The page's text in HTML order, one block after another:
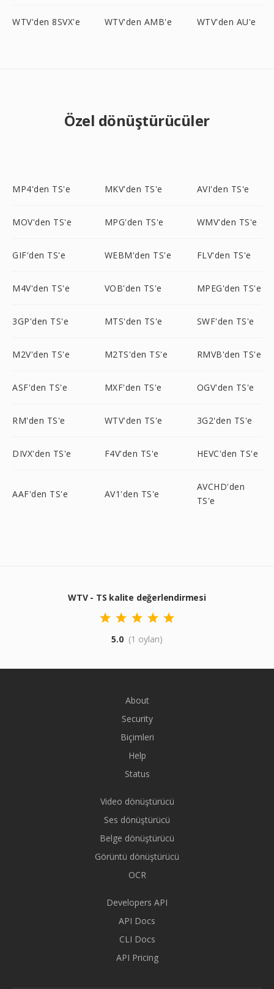
WTV'den 8SVX'e WTV'den AMB'e WTV'den AU'e
Özel dönüştürücüler
MP4'den TS'e MKV'den TS'e AVI'den TS'e
MOV'den TS'e MPG'den TS'e WMV'den TS'e
GIF'den TS'e WEBM'den TS'e FLV'den TS'e
M4V'den TS'e VOB'den TS'e MPEG'den TS'e
3GP'den TS'e MTS'den TS'e SWF'den TS'e
M2V'den TS'e M2TS'den TS'e RMVB'den TS'e
ASF'den TS'e MXF'den TS'e OGV'den TS'e
RM'den TS'e WTV'den TS'e 3G2'den TS'e
DIVX'den TS'e F4V'den TS'e HEVC'den TS'e
AAF'den TS'e AV1'den TS'e
AVCHD'den
TS'e
WTV - TS kalite değerlendirmesi
5.0 (1 oyları)
About
Security
Biçimleri
Help
Status
Video dönüştürücü
Ses dönüştürücü
Belge dönüştürücü
Görüntü dönüştürücü
OCR
Developers API
API Docs
CLI Docs
API Pricing